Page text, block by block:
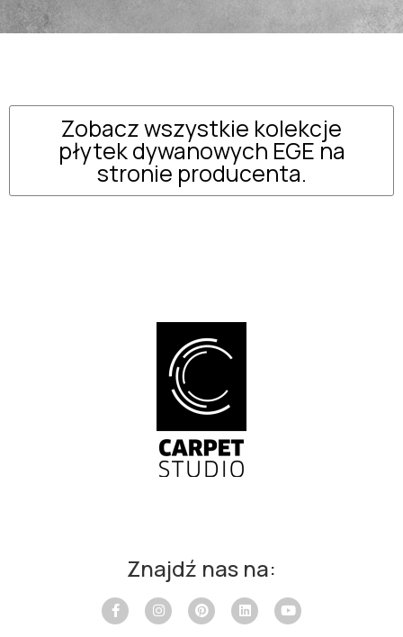
Zobacz wszystkie kolekcje
płytek dywanowych EGE na
stronie producenta.
Znajdź nas na: